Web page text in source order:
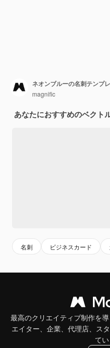
ネオンブルーの名刺テンプ
magnific
あなたにおすすめのベクト
名刺 ビジネスカード
最高のクリエイティブ制作を
エイター、企業、代理店、ス
てい